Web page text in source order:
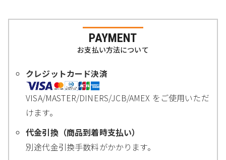
PAYMENT
お支払い方法について
クレジットカード決済
VISA/MASTER/DINERS/JCB/AMEX をご使用いただ
けます。
代金引換（商品到着時支払い）
別途代金引換手数料がかかります。